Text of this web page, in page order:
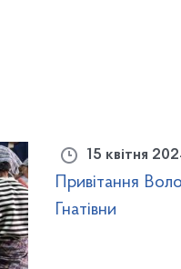
15 квітня
Привітання
Гнатівни